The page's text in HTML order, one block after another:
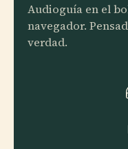
Audioguía en el
navegador.
verdad.